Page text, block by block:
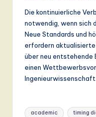
Die kontinuierliche
notwendig, wenn sich
Neue Standards und
erfordern aktualisierte
über neu
einen
Ingenieurwissenschaft
Tags:
academic timing